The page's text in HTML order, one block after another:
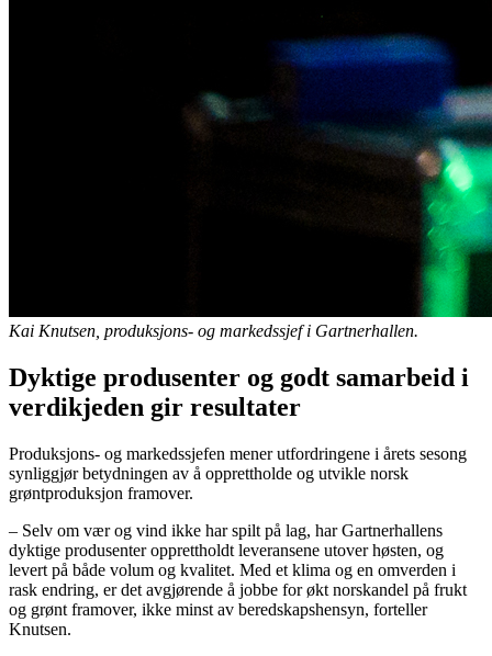
Kai Knutsen, produksjons- og markedssjef i Gartnerhallen.
Dyktige produsenter og godt samarbeid i
verdikjeden gir resultater
Produksjons- og markedssjefen mener utfordringene i årets sesong
synliggjør betydningen av å opprettholde og utvikle norsk
grøntproduksjon framover.
– Selv om vær og vind ikke har spilt på lag, har Gartnerhallens
dyktige produsenter opprettholdt leveransene utover høsten, og
levert på både volum og kvalitet. Med et klima og en omverden i
rask endring, er det avgjørende å jobbe for økt norskandel på frukt
og grønt framover, ikke minst av beredskapshensyn, forteller
Knutsen.